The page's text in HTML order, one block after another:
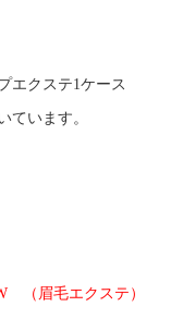
エクステ1ケース
います。
（眉毛エクステ）